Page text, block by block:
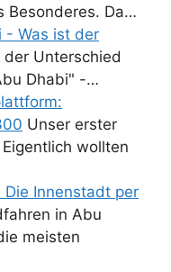
Besonderes. Da…
- Was ist der
der Unterschied
Dhabi" -…
Unser erster
wollten
Innenstadt per
in Abu
meisten